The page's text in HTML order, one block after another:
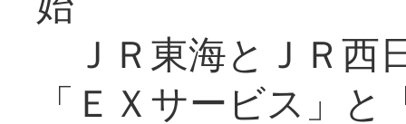
ＪＲ東海とＪＲ西
「ＥＸサービス」